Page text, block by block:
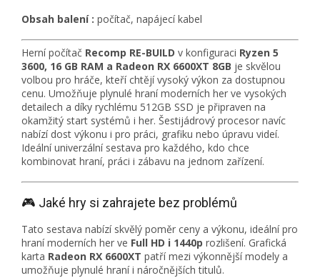
Obsah balení : počítač, napájecí kabel
Herní počítač Recomp RE-BUILD v konfiguraci Ryzen 5
3600, 16 GB RAM a Radeon RX 6600XT 8GB je skvělou
volbou pro hráče, kteří chtějí vysoký výkon za dostupnou
cenu. Umožňuje plynulé hraní moderních her ve vysokých
detailech a díky rychlému 512GB SSD je připraven na
okamžitý start systémů i her. Šestijádrový procesor navíc
nabízí dost výkonu i pro práci, grafiku nebo úpravu videí.
Ideální univerzální sestava pro každého, kdo chce
kombinovat hraní, práci i zábavu na jednom zařízení.
🎮 Jaké hry si zahrajete bez problémů
Tato sestava nabízí skvělý poměr ceny a výkonu, ideální pro
hraní moderních her ve Full HD i 1440p rozlišení. Grafická
karta Radeon RX 6600XT patří mezi výkonnější modely a
umožňuje plynulé hraní i náročnějších titulů.